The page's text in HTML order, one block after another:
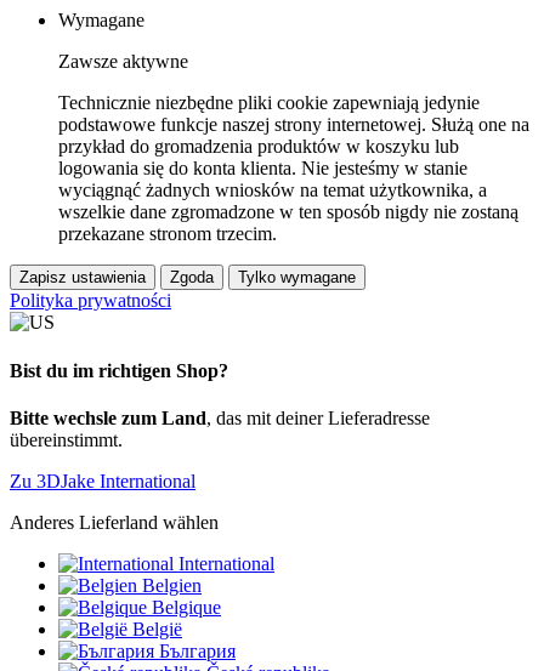
Wymagane
Zawsze aktywne
Technicznie niezbędne pliki cookie zapewniają jedynie
podstawowe funkcje naszej strony internetowej. Służą one na
przykład do gromadzenia produktów w koszyku lub
logowania się do konta klienta. Nie jesteśmy w stanie
wyciągnąć żadnych wniosków na temat użytkownika, a
wszelkie dane zgromadzone w ten sposób nigdy nie zostaną
przekazane stronom trzecim.
Zapisz ustawienia Zgoda Tylko wymagane
Polityka prywatności
Bist du im richtigen Shop?
Bitte wechsle zum Land, das mit deiner Lieferadresse
übereinstimmt.
Zu 3DJake International
Anderes Lieferland wählen
International
Belgien
Belgique
België
България